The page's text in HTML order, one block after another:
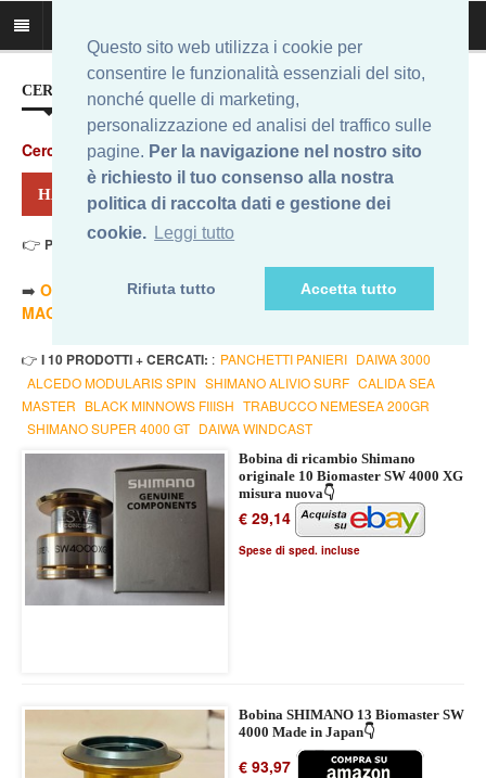
Questo sito web utilizza i cookie per
consentire le funzionalità essenziali del sito,
nonché quelle di marketing,
personalizzazione ed analisi del traffico sulle
pagine. Per la navigazione nel nostro sito
è richiesto il tuo consenso alla nostra
politica di raccolta dati e gestione dei
cookie. Leggi tutto
Rifiuta tutto Accetta tutto
CERCA IL MIGLIOR PREZZO...
Cerca
HAI CERCATO: SHIMANO BIOMASTER 4000 SW
👉 Prezzo Min. 29,14 Eur - Prezzo Max 265,48 Eur
➡️ ORDINA PER PREZZO MINORE
ORDINA PER PREZZO
MAGGIORE
- 🔥TUTTI
👉 I 10 PRODOTTI + CERCATI: : PANCHETTI PANIERI DAIWA 3000
ALCEDO MODULARIS SPIN SHIMANO ALIVIO SURF CALIDA SEA
MASTER BLACK MINNOWS FIIISH TRABUCCO NEMESEA 200GR
SHIMANO SUPER 4000 GT DAIWA WINDCAST
Bobina di ricambio Shimano
originale 10 Biomaster SW 4000 XG
misura nuova👇
€ 29,14
Spese di sped. incluse
Bobina SHIMANO 13 Biomaster SW
4000 Made in Japan👇
€ 93,97